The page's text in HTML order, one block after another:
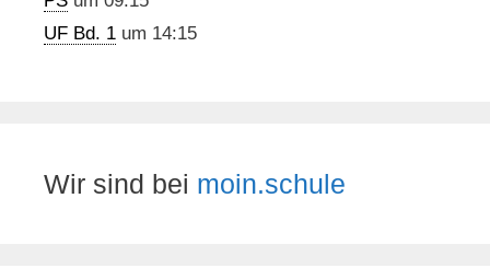
UF Bd. 1 um 14:15
Wir sind bei moin.schule